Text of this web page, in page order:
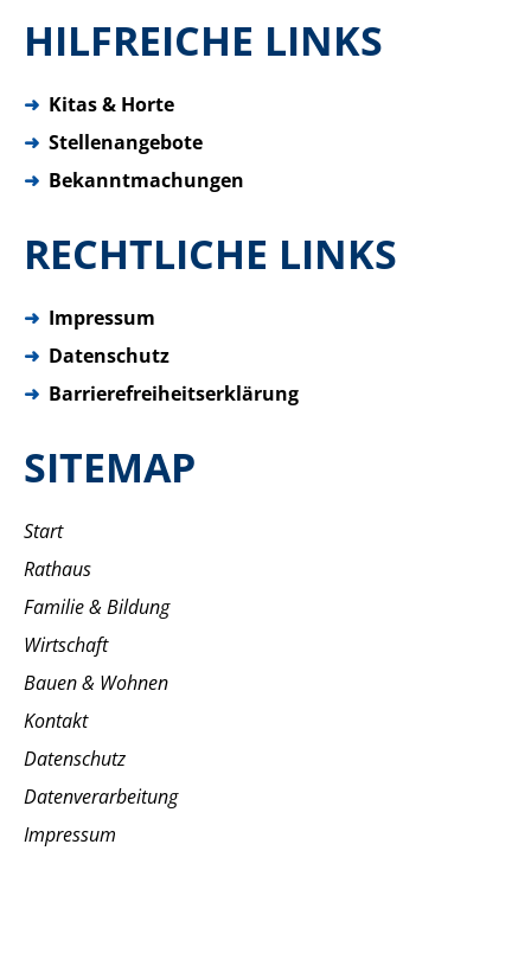
HILFREICHE LINKS
➜ Kitas & Horte
➜ Stellenangebote
➜ Bekanntmachungen
RECHTLICHE LINKS
➜ Impressum
➜ Datenschutz
➜ Barrierefreiheitserklärung
SITEMAP
Start
Rathaus
Familie & Bildung
Wirtschaft
Bauen & Wohnen
Kontakt
Datenschutz
Datenverarbeitung
Impressum